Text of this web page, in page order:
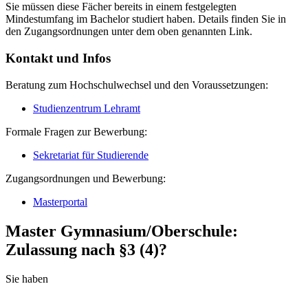
Sie müssen diese Fächer bereits in einem festgelegten
Mindestumfang im Bachelor studiert haben. Details finden Sie in
den Zugangsordnungen unter dem oben genannten Link.
Kontakt und Infos
Beratung zum Hochschulwechsel und den Voraussetzungen:
Studienzentrum Lehramt
Formale Fragen zur Bewerbung:
Sekretariat für Studierende
Zugangsordnungen und Bewerbung:
Masterportal
Master Gymnasium/Oberschule:
Zulassung nach §3 (4)?
Sie haben